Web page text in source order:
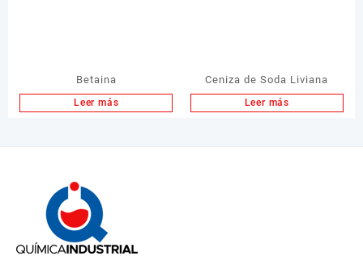
Betaina
Leer más
Ceniza de Soda Liviana
Leer más